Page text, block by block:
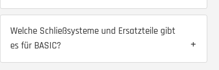
Welche Schließsysteme und Ersatzteile gibt
es für BASIC?